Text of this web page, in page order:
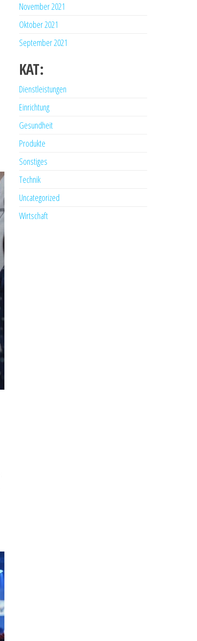
November 2021
Oktober 2021
September 2021
KAT:
Dienstleistungen
Einrichtung
Gesundheit
Produkte
Sonstiges
Technik
Uncategorized
Wirtschaft